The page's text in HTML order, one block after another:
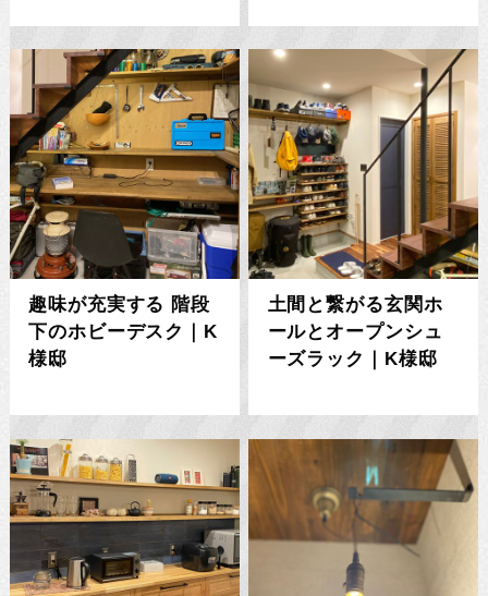
趣味が充実する 階段
下のホビーデスク｜K
様邸
土間と繋がる玄関ホ
ールとオープンシュ
ーズラック｜K様邸